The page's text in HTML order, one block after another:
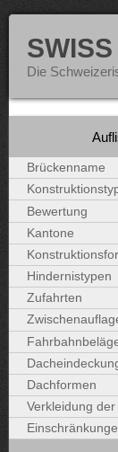
Die
Brückenname
Bewertung
Kantone
Hindernistypen
Zufahrten
Dachformen
Verkleidung